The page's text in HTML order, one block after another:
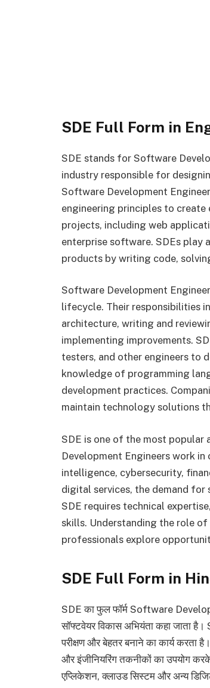
SDE Full Form in
SDE stands for Software
industry responsible for
Software Development
engineering principles to
projects, including web
enterprise software. SDEs
products by writing code,
Software Development
lifecycle. Their responsibilities
architecture, writing and
implementing improvements.
testers, and other engineers to
knowledge of programming
development practices.
maintain technology solutions
SDE is one of the most popular
Development Engineers work
intelligence, cybersecurity,
digital services, the demand for
SDE requires technical
skills. Understanding the role
professionals explore
SDE Full Form in
SDE का फुल फॉर्म Software
सॉफ्टवेयर विकास अभियंता कहा जाता
परीक्षण और बेहतर बनाने का कार्य
और इंजीनियरिंग तकनीकों का उपयोग
एप्लिकेशन, क्लाउड सिस्टम और अन्य